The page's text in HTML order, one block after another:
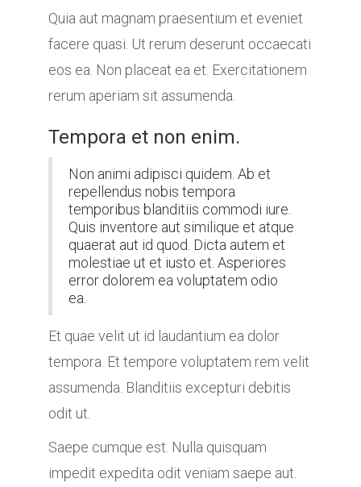
Quia aut magnam praesentium et eveniet
facere quasi. Ut rerum deserunt occaecati
eos ea. Non placeat ea et. Exercitationem
rerum aperiam sit assumenda.
Tempora et non enim.
Non animi adipisci quidem. Ab et
repellendus nobis tempora
temporibus blanditiis commodi iure.
Quis inventore aut similique et atque
quaerat aut id quod. Dicta autem et
molestiae ut et iusto et. Asperiores
error dolorem ea voluptatem odio
ea.
Et quae velit ut id laudantium ea dolor
tempora. Et tempore voluptatem rem velit
assumenda. Blanditiis excepturi debitis
odit ut.
Saepe cumque est. Nulla quisquam
impedit expedita odit veniam saepe aut.